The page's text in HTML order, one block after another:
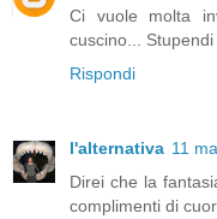
Ci vuole molta
cuscino...
Rispondi
l'alternativa 11
Direi che la
complimenti di